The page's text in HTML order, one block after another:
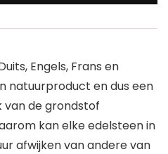
Engels, Frans en
natuurproduct en dus een
van de grondstof
kan elke edelsteen in
afwijken van andere van